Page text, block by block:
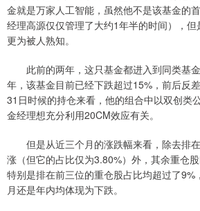
金就是万家人工智能，虽然他不是该基金的
经理高源仅仅管理了大约1年半的时间），
更为被人熟知。
此前的两年，这只基金都进入到同类基
年，该基金目前已经下跌超过15%，前后反
31日时候的持仓来看，他的组合中以双创类
金经理想充分利用20CM效应有关。
但是从近三个月的涨跌幅来看，除去排
涨（但它的占比仅为3.80%）外，其余重仓
特别是排在前三位的重仓股占比均超过了9%
月还是年内均体现为下跌。